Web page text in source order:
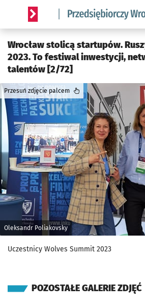
Serwis informacyjny wroclaw.pl
Wrocław stolicą startupów.
2023. To festiwal inwestycji,
talentów [2/72]
Oleksandr Poliakovsky
Przesuń zdjęcie palcem
Uczestnicy Wolves Summit 2023
POZOSTAŁE GALERIE ZDJĘĆ